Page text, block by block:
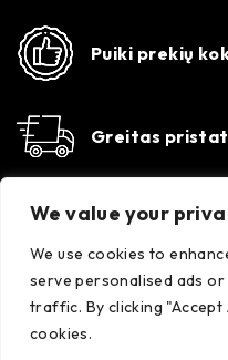
We value your
We use cookies to
serve personalised ads
traffic. By clicking
cookies.
Puiki prekių
Greitas
Susisiekime
35556